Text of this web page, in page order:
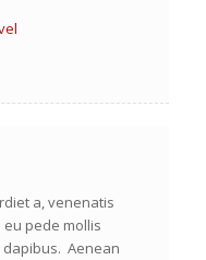
a, venenatis
pede mollis
dapibus. Aenean